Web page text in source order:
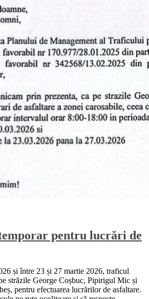
pentru lucrări de
și între 23 și 27 martie 2026, traficul
străzile George Coșbuc, Pipirigul Mic și
pentru efectuarea lucrărilor de asfaltare.